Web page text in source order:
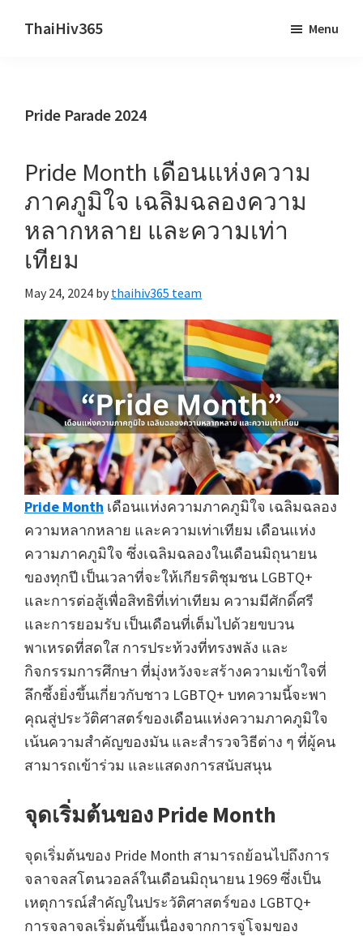
ThaiHiv365
behind.
Menu
Pride Parade 2024
Pride Month เดือนแห่งความ
ภาคภูมิใจ เฉลิมฉลองความ
หลากหลาย และความเท่า
เทียม
May 24, 2024 by thaihiv365 team
Pride Month เดือนแห่งความภาคภูมิใจ เฉลิมฉลอง
ความหลากหลาย และความเท่าเทียม เดือนแห่ง
ความภาคภูมิใจ ซึ่งเฉลิมฉลองในเดือนมิถุนายน
ของทุกปี เป็นเวลาที่จะให้เกียรติชุมชน LGBTQ+
และการต่อสู้เพื่อสิทธิที่เท่าเทียม ความมีศักดิ์ศรี
และการยอมรับ เป็นเดือนที่เต็มไปด้วยขบวน
พาเหรดที่สดใส การประท้วงที่ทรงพลัง และ
กิจกรรมการศึกษา ที่มุ่งหวังจะสร้างความเข้าใจที่
ลึกซึ้งยิ่งขึ้นเกี่ยวกับชาว LGBTQ+ บทความนี้จะพา
คุณสู่ประวัติศาสตร์ของเดือนแห่งความภาคภูมิใจ
เน้นความสำคัญของมัน และสำรวจวิธีต่าง ๆ ที่ผู้คน
สามารถเข้าร่วม และแสดงการสนับสนุน
จุดเริ่มต้นของ Pride Month
จุดเริ่มต้นของ Pride Month สามารถย้อนไปถึงการ
จลาจลสโตนวอลล์ในเดือนมิถุนายน 1969 ซึ่งเป็น
เหตุการณ์สำคัญในประวัติศาสตร์ของ LGBTQ+
การจลาจลเริ่มต้นขึ้นเนื่องจากการจู่โจมของ